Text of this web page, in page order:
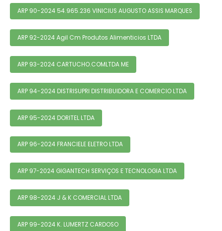
ARP 90-2024 54.965.236 VINICIUS AUGUSTO ASSIS MARQUES
ARP 92-2024 Agil Cm Produtos Alimenticios LTDA
ARP 93-2024 CARTUCHO.COMLTDA ME
ARP 94-2024 DISTRISUPRI DISTRIBUIDORA E COMERCIO LTDA
ARP 95-2024 DORITEL LTDA
ARP 96-2024 FRANCIELE ELETRO LTDA
ARP 97-2024 GIGANTECH SERVIÇOS E TECNOLOGIA LTDA
ARP 98-2024 J & K COMERCIAL LTDA
ARP 99-2024 K. LUMERTZ CARDOSO